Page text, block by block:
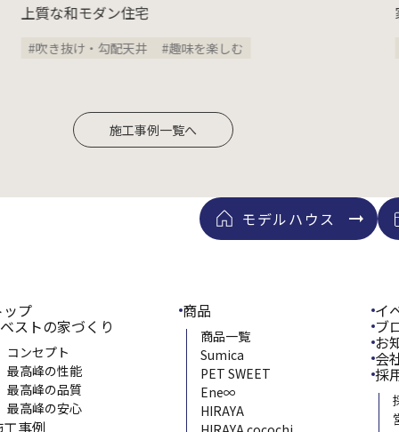
質な和モダン住宅
#吹き抜け・勾配天井 #趣味を楽しむ
家
#2
施工事例一覧へ
モデルハウス
プ
ストの家づくり
コンセプト
最高峰の性能
最高峰の品質
最高峰の安心
事例
商品
商品一覧
Sumica
PET SWEET
Ene∞
HIRAYA
イ
ブ
お
会
採